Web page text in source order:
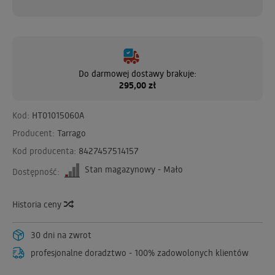
Do darmowej dostawy brakuje:
295,00 zł
Kod: HT01015060A
Producent: Tarrago
Kod producenta: 8427457514157
Dostępność:
Stan magazynowy - Mało
Historia ceny
30 dni na zwrot
profesjonalne doradztwo - 100% zadowolonych klientów